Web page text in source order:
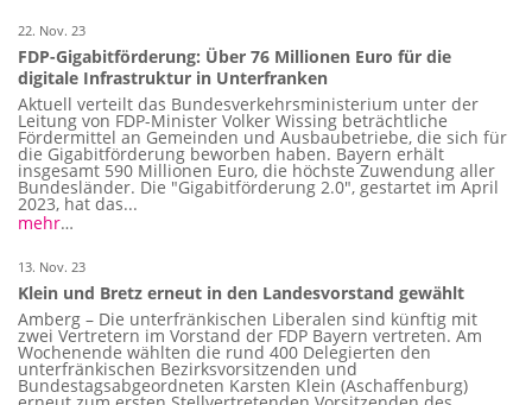
22. Nov. 23
FDP-Gigabitförderung: Über 76 Millionen Euro für die
digitale Infrastruktur in Unterfranken
Aktuell verteilt das Bundesverkehrsministerium unter der
Leitung von FDP-Minister Volker Wissing beträchtliche
Fördermittel an Gemeinden und Ausbaubetriebe, die sich für
die Gigabitförderung beworben haben. Bayern erhält
insgesamt 590 Millionen Euro, die höchste Zuwendung aller
Bundesländer. Die "Gigabitförderung 2.0", gestartet im April
2023, hat das...
mehr…
13. Nov. 23
Klein und Bretz erneut in den Landesvorstand gewählt
Amberg – Die unterfränkischen Liberalen sind künftig mit
zwei Vertretern im Vorstand der FDP Bayern vertreten. Am
Wochenende wählten die rund 400 Delegierten den
unterfränkischen Bezirksvorsitzenden und
Bundestagsabgeordneten Karsten Klein (Aschaffenburg)